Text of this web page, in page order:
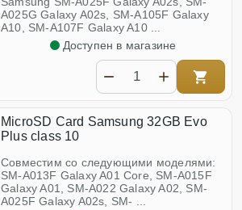
A025G Galaxy A02s, SM-A105F Galaxy
A10, SM-A107F Galaxy A10 ...
Доступен в магазине
MicroSD Card Samsung 32GB Evo
Plus class 10
Совместим со следующими моделями:
SM-A013F Galaxy A01 Core, SM-A015F
Galaxy A01, SM-A022 Galaxy A02, SM-
A025F Galaxy A02s, SM- ...